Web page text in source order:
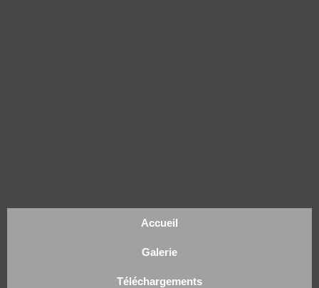
Accueil
Galerie
Téléchargements